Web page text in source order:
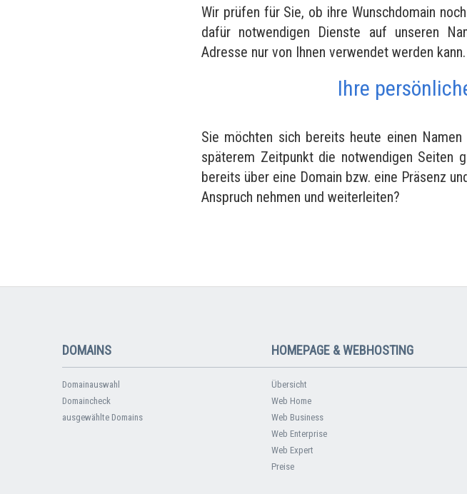
Wir prüfen für Sie, ob ihre Wunschdomain
dafür notwendigen Dienste auf unseren
Adresse nur von Ihnen verwendet werden kann.
Ihre
Sie möchten sich bereits heute einen
späterem Zeitpunkt die notwendigen Seiten
bereits über eine Domain bzw. eine Präsenz
Anspruch nehmen und weiterleiten?
DOMAINS
Domainauswahl
Domaincheck
ausgewählte Domains
HOMEPAGE & WEBHOSTING
Übersicht
Web Home
Web Business
Web Enterprise
Web Expert
Preise